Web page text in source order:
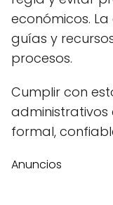
económicos.
guías y
procesos.
Cumplir con
administrativos
formal,
Anuncios